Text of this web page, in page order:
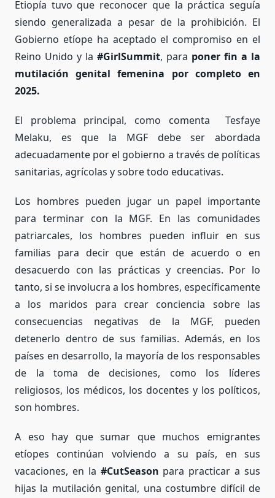
Etiopía tuvo que reconocer que la práctica seguía
siendo generalizada a pesar de la prohibición. El
Gobierno etíope ha aceptado el compromiso en el
Reino Unido y la #GirlSummit, para poner fin a la
mutilación genital femenina por completo en
2025.
El problema principal, como comenta Tesfaye
Melaku, es que la MGF debe ser abordada
adecuadamente por el gobierno a través de políticas
sanitarias, agrícolas y sobre todo educativas.
Los hombres pueden jugar un papel importante
para terminar con la MGF. En las comunidades
patriarcales, los hombres pueden influir en sus
familias para decir que están de acuerdo o en
desacuerdo con las prácticas y creencias. Por lo
tanto, si se involucra a los hombres, específicamente
a los maridos para crear conciencia sobre las
consecuencias negativas de la MGF, pueden
detenerlo dentro de sus familias. Además, en los
países en desarrollo, la mayoría de los responsables
de la toma de decisiones, como los líderes
religiosos, los médicos, los docentes y los políticos,
son hombres.
A eso hay que sumar que muchos emigrantes
etíopes continúan volviendo a su país, en sus
vacaciones, en la #CutSeason para practicar a sus
hijas la mutilación genital, una costumbre difícil de